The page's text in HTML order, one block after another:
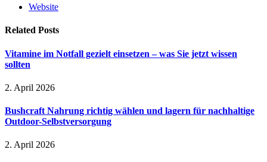
Website
Related Posts
Vitamine im Notfall gezielt einsetzen – was Sie jetzt wissen
sollten
2. April 2026
Bushcraft Nahrung richtig wählen und lagern für nachhaltige
Outdoor-Selbstversorgung
2. April 2026